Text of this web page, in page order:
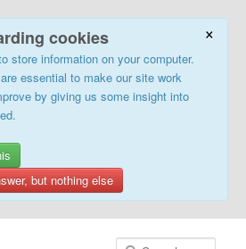
×
cookies
store information on your computer.
essential to make our site work
by giving us some insight into
but nothing else